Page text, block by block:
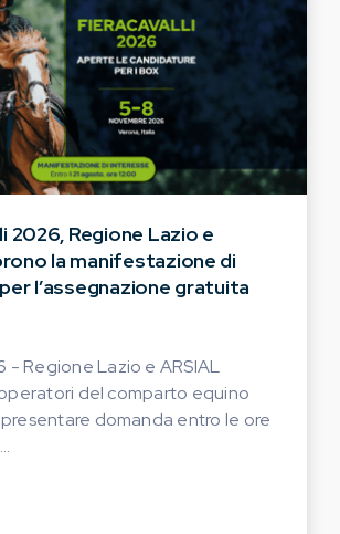
2026, Regione Lazio e
la manifestazione di
l’assegnazione gratuita
Regione Lazio e ARSIAL
del comparto equino
domanda entro le ore